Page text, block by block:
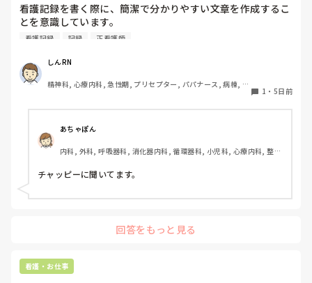
看護記録を書く際に、簡潔で分かりやすい文章を作成するこ
とを意識しています。
しかし忙しい日は、必要な情報を漏れなく記録することとの
皆さんは看護記録を効率よく作成するために工夫しているこ
とはありますか。
看護記録 記録 正看護師
しんRN
精神科, 心療内科, 急性期, プリセプター, パパナース, 病棟, 老
1 ・ 5日前
あちゃぽん
内科, 外科, 呼吸器科, 消化器内科, 循環器科, 小児科, 心療内科, 整形
合診療科, 救急科, 超急性期, ICU, CCU, HCU, その他の科, ママナー
ス, 外来, 神経内科, 脳神経外科, NICU, 消化器外科, 一般病院, 慢性
チャッピーに聞いてます。
回答をもっと見る
看護・お仕事